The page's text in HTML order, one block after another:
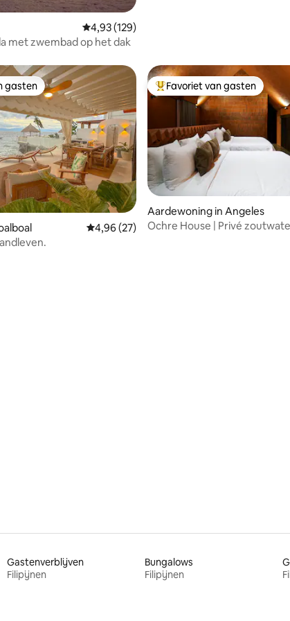
Gemiddelde beoordeling van 4,93 op 5, 129
4,93 (129)
met zwembad op het dak
van 5 op 5, 6 recensies
gasten
gasten
Gemiddelde beoordeling van 4,96 op 5,
4,96 (27)
Topfavoriet van gasten
Favoriet van gasten
Aardewoning in Angeles
Ochre House | Privé
Gastenverblijven
Filipijnen
Bungalows
Filipijnen